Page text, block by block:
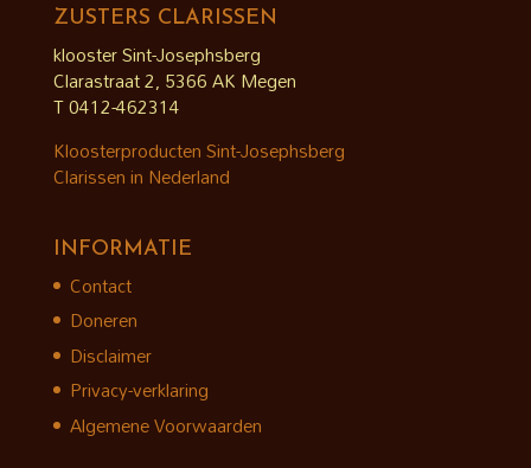
ZUSTERS CLARISSEN
klooster Sint-Josephsberg
Clarastraat 2, 5366 AK Megen
T 0412-462314
Kloosterproducten Sint-Josephsberg
Clarissen in Nederland
INFORMATIE
Contact
Doneren
Disclaimer
Privacy-verklaring
Algemene Voorwaarden